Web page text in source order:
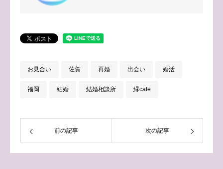
お見合い 佐賀 再婚 出会い 婚活
福岡 結婚 結婚相談所 縁cafe
前の記事 次の記事